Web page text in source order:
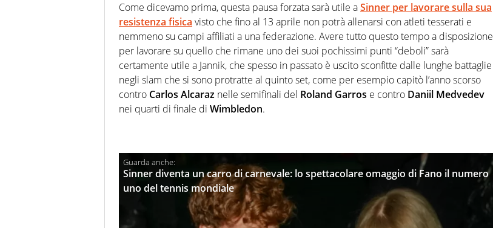
Come dicevamo prima, questa pausa forzata sarà utile aSinner per lavorare sulla sua
resistenza fisica visto che fino al 13 aprile non potrà allenarsi con atleti tesserati e
nemmeno su campi affiliati a una federazione. Avere tutto questo tempo a disposizione
per lavorare su quello che rimane uno dei suoi pochissimi punti “deboli” sarà
certamente utile a Jannik, che spesso in passato è uscito sconfitte dalle lunghe battaglie
negli slam che si sono protratte al quinto set, come per esempio capitò l’anno scorso
contro Carlos Alcaraz nelle semifinali del Roland Garros e contro Daniil Medvedev
nei quarti di finale di Wimbledon.
Sinner diventa un carro di carnevale: lo spettacolare omaggio di Fano il numero
uno del tennis mondiale